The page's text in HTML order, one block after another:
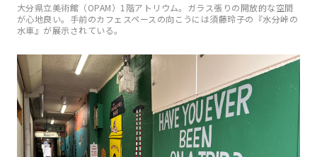
大分県立美術館（OPAM）1階アトリウム。ガラス張りの開放的な空間
が心地良い。手前のカフェスペースの向こうには須藤玲子の『水分峠の
水車』が展示されている。